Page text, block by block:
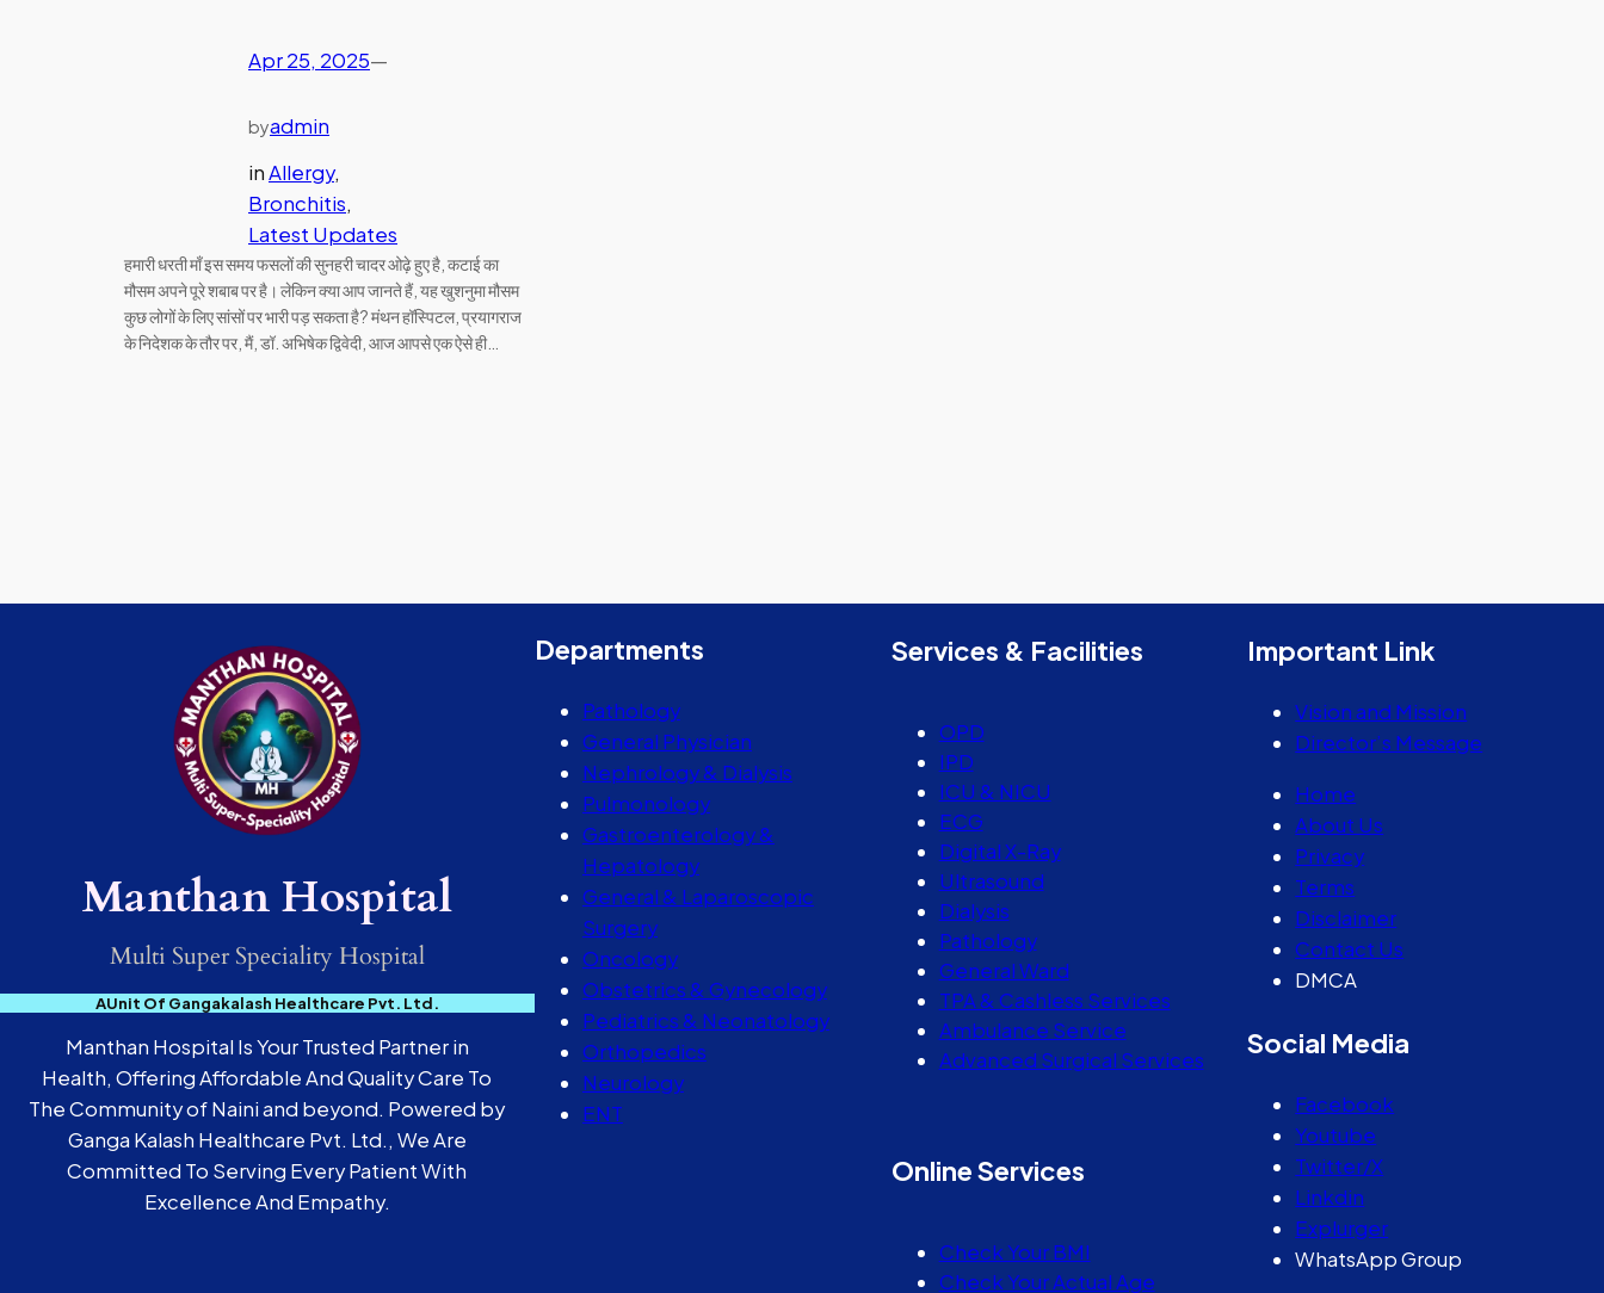
Apr 25, 2025—
byadmin
inAllergy
Bronchitis
Latest Updates
हमारी धरती माँ इस समय फसलों की सुनहरी चादर ओढ़े हुए है, कटाई का
मौसम अपने पूरे शबाब पर है। लेकिन क्या आप जानते हैं, यह खुशनुमा मौसम
कुछ लोगों के लिए सांसों पर भारी पड़ सकता है? मंथन हॉस्पिटल, प्रयागराज
के निदेशक के तौर पर, मैं, डॉ. अभिषेक द्विवेदी, आज आपसे एक ऐसे ही…
Manthan Hospital
Multi Super Speciality Hospital
AUnit Of Gangakalash Healthcare Pvt. Ltd.
Manthan Hospital Is Your Trusted Partner in
Health, Offering Affordable And Quality Care To
The Community of Naini and beyond. Powered by
Ganga Kalash Healthcare Pvt. Ltd., We Are
Committed To Serving Every Patient With
Excellence And Empathy.
Departments
Pathology
General Physician
Nephrology & Dialysis
Pulmonology
Gastroenterology &
Hepatology
General & Laparoscopic
Surgery
Oncology
Obstetrics & Gynecology
Pediatrics & Neonatology
Orthopedics
Neurology
ENT
Services & Facilities
OPD
IPD
ICU & NICU
ECG
Digital X-Ray
Ultrasound
Dialysis
Pathology
General Ward
TPA & Cashless Services
Ambulance Service
Advanced Surgical Services
Online Services
Check Your BMI
Check Your Actual Age
Important Link
Vision and Mission
Director’s Message
Home
About Us
Privacy
Terms
Disclaimer
Contact Us
DMCA
Social Media
Facebook
Youtube
Twitter/X
Linkdin
Explurger
WhatsApp Group